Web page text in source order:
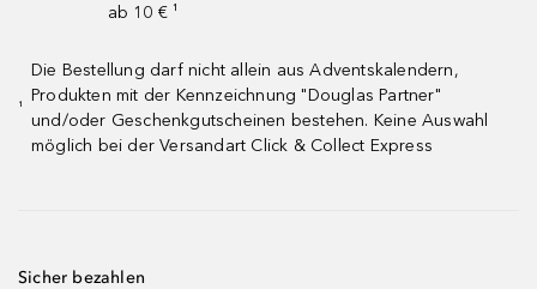
ab 10 € ¹
¹
Die Bestellung darf nicht allein aus Adventskalendern,
Produkten mit der Kennzeichnung "Douglas Partner"
und/oder Geschenkgutscheinen bestehen. Keine Auswahl
möglich bei der Versandart Click & Collect Express
Sicher bezahlen